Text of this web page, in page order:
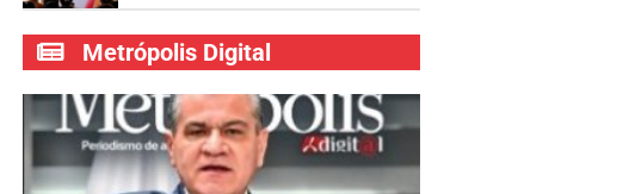
Metrópolis Digital